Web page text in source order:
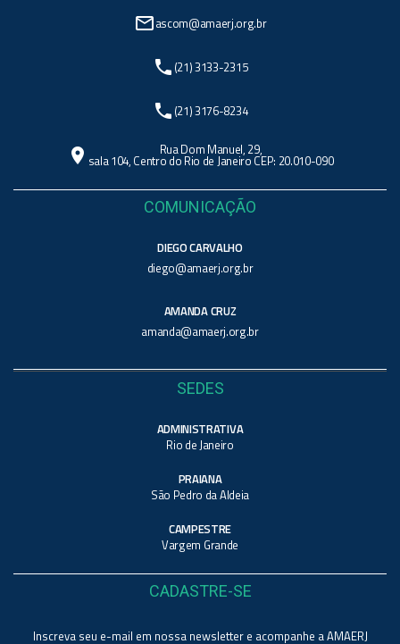
mail_outlineascom@amaerj.org.br
phone (21) 3133-2315
phone (21) 3176-8234
location_on Rua Dom Manuel, 29,
sala 104, Centro do Rio de Janeiro CEP: 20.010-090
COMUNICAÇÃO
DIEGO CARVALHO
diego@amaerj.org.br
AMANDA CRUZ
amanda@amaerj.org.br
SEDES
ADMINISTRATIVA
Rio de Janeiro
PRAIANA
São Pedro da Aldeia
CAMPESTRE
Vargem Grande
CADASTRE-SE
Inscreva seu e-mail em nossa newsletter e acompanhe a AMAERJ